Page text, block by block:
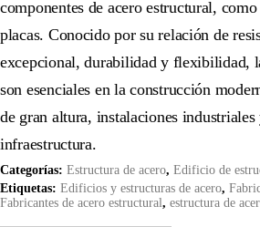
componentes de acero estructural,
placas. Conocido por su relación de
excepcional, durabilidad y flexibilidad,
son esenciales en la construcción
de gran altura, instalaciones
infraestructura.
Categorías: Estructura de acero, Edificio de
Etiquetas: Edificios y estructuras de acero,
Fabricantes de acero estructural, estructura de